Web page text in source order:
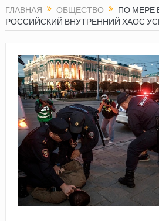
ГЛАВНАЯ ОБЩЕСТВО
ПО МЕРЕ
РОССИЙСКИЙ ВНУТРЕННИЙ ХАОС